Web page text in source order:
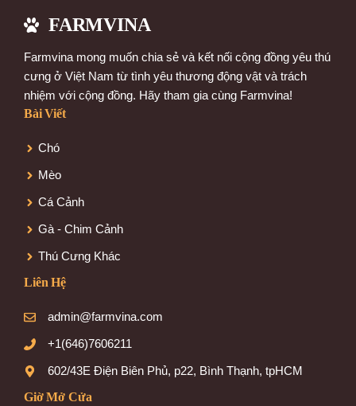
FARMVINA
Farmvina mong muốn chia sẻ và kết nối cộng đồng yêu thú
cưng ở Việt Nam từ tình yêu thương động vật và trách
nhiệm với cộng đồng. Hãy tham gia cùng Farmvina!
Bài Viết
Chó
Mèo
Cá Cảnh
Gà - Chim Cảnh
Thú Cưng Khác
Liên Hệ
admin@farmvina.com
+1(646)7606211
602/43E Điện Biên Phủ, p22, Bình Thạnh, tpHCM
Giờ Mở Cửa